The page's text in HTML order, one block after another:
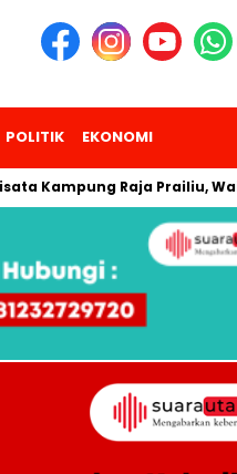
POLITIK EKONOMI
Raja Prailiu, Waingapu!